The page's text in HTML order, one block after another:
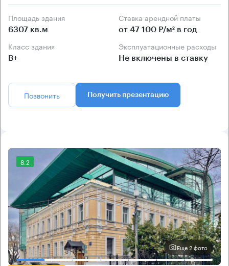
Площадь здания
6307 кв.м
Ставка арендной платы
от 47 100 Р/м² в год
Класс здания
B+
Эксплуатационные расходы
Не включены в ставку
Позвонить Получить презентацию
8.2
Еще 2 фото